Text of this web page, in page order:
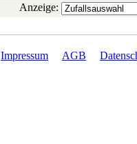
Anzeige:
Impressum AGB